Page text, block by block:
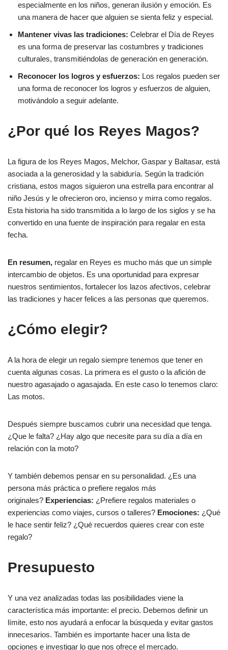
especialmente en los niños, generan ilusión y emoción. Es
una manera de hacer que alguien se sienta feliz y especial.
Mantener vivas las tradiciones: Celebrar el Día de Reyes
es una forma de preservar las costumbres y tradiciones
culturales, transmitiéndolas de generación en generación.
Reconocer los logros y esfuerzos: Los regalos pueden ser
una forma de reconocer los logros y esfuerzos de alguien,
motivándolo a seguir adelante.
¿Por qué los Reyes Magos?
La figura de los Reyes Magos, Melchor, Gaspar y Baltasar, está
asociada a la generosidad y la sabiduría. Según la tradición
cristiana, estos magos siguieron una estrella para encontrar al
niño Jesús y le ofrecieron oro, incienso y mirra como regalos.
Esta historia ha sido transmitida a lo largo de los siglos y se ha
convertido en una fuente de inspiración para regalar en esta
fecha.
En resumen, regalar en Reyes es mucho más que un simple
intercambio de objetos. Es una oportunidad para expresar
nuestros sentimientos, fortalecer los lazos afectivos, celebrar
las tradiciones y hacer felices a las personas que queremos.
¿Cómo elegir?
A la hora de elegir un regalo siempre tenemos que tener en
cuenta algunas cosas. La primera es el gusto o la afición de
nuestro agasajado o agasajada. En este caso lo tenemos claro:
Las motos.
Después siempre buscamos cubrir una necesidad que tenga.
¿Que le falta? ¿Hay algo que necesite para su día a día en
relación con la moto?
Y también debemos pensar en su personalidad. ¿Es una
persona más práctica o prefiere regalos más
originales? Experiencias: ¿Prefiere regalos materiales o
experiencias como viajes, cursos o talleres? Emociones: ¿Qué
le hace sentir feliz? ¿Qué recuerdos quieres crear con este
regalo?
Presupuesto
Y una vez analizadas todas las posibilidades viene la
característica más importante: el precio. Debemos definir un
límite, esto nos ayudará a enfocar la búsqueda y evitar gastos
innecesarios. También es importante hacer una lista de
opciones e investigar lo que nos ofrece el mercado.